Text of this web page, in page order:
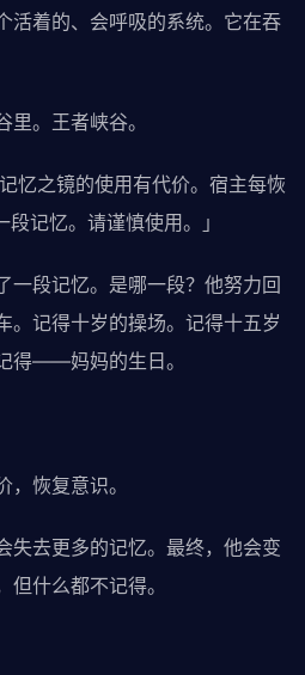
着的、会呼吸的系统。它在吞
。王者峡谷。
之镜的使用有代价。宿主每恢
记忆。请谨慎使用。」
段记忆。是哪一段？他努力回
。记得十岁的操场。记得十五岁
得——妈妈的生日。
恢复意识。
去更多的记忆。最终，他会变
什么都不记得。